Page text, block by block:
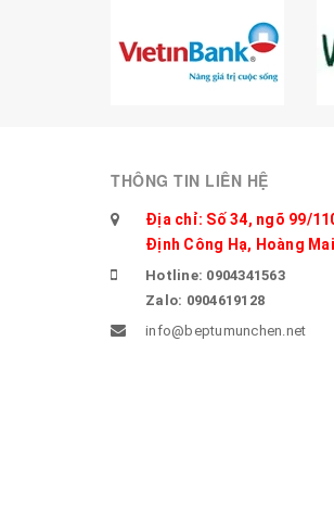
THÔNG TIN LIÊN HỆ
Địa chỉ: Số 34, ngõ 99/
Định Công Hạ, Hoàng
Hotline: 0904341563
Zalo: 0904619128
info@beptumunchen.net